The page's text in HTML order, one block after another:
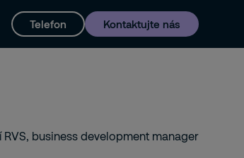
Telefon Kontaktujte nás